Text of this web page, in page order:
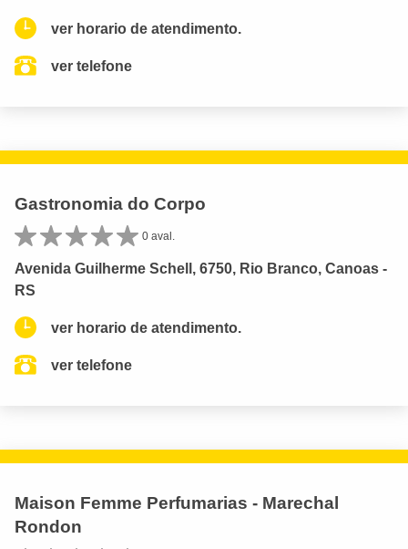
ver horario de atendimento.
ver telefone
Gastronomia do Corpo
0 aval.
Avenida Guilherme Schell, 6750, Rio Branco, Canoas -
RS
ver horario de atendimento.
ver telefone
Maison Femme Perfumarias - Marechal
Rondon